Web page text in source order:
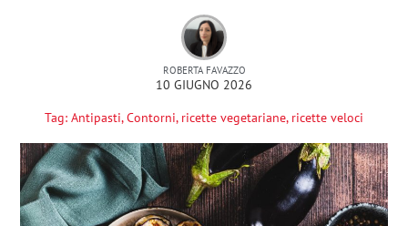
ROBERTA FAVAZZO
10 GIUGNO 2026
Tag: Antipasti,Contorni, ricette vegetariane, ricette veloci